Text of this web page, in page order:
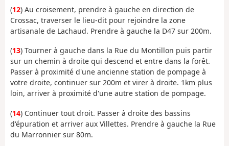
(12) Au croisement, prendre à gauche en direction de
Crossac, traverser le lieu-dit pour rejoindre la zone
artisanale de Lachaud. Prendre à gauche la D47 sur 200m.
(13) Tourner à gauche dans la Rue du Montillon puis partir
sur un chemin à droite qui descend et entre dans la forêt.
Passer à proximité d'une ancienne station de pompage à
votre droite, continuer sur 200m et virer à droite. 1km plus
loin, arriver à proximité d'une autre station de pompage.
(14) Continuer tout droit. Passer à droite des bassins
d'épuration et arriver aux Villettes. Prendre à gauche la Rue
du Marronnier sur 80m.